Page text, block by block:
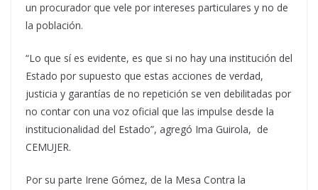
un procurador que vele por intereses particulares y no de
la población.
“Lo que sí es evidente, es que si no hay una institución del
Estado por supuesto que estas acciones de verdad,
justicia y garantías de no repetición se ven debilitadas por
no contar con una voz oficial que las impulse desde la
institucionalidad del Estado”, agregó Ima Guirola, de
CEMUJER.
Por su parte Irene Gómez, de la Mesa Contra la